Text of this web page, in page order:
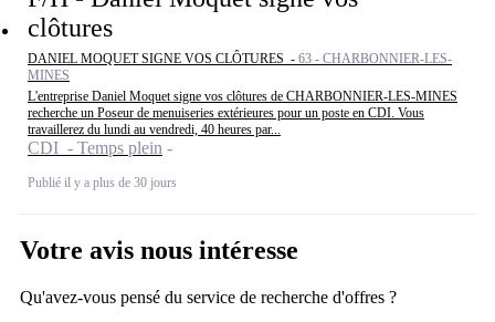
clôtures
DANIEL MOQUET SIGNE VOS CLÔTURES - 63 - CHARBONNIER-LES-
MINES
L'entreprise Daniel Moquet signe vos clôtures de CHARBONNIER-LES-MINES
recherche un Poseur de menuiseries extérieures pour un poste en CDI. Vous
travaillerez du lundi au vendredi, 40 heures par...
CDI - Temps plein
Publié il y a plus de 30 jours
Votre avis nous intéresse
Qu'avez-vous pensé du service de recherche d'offres ?